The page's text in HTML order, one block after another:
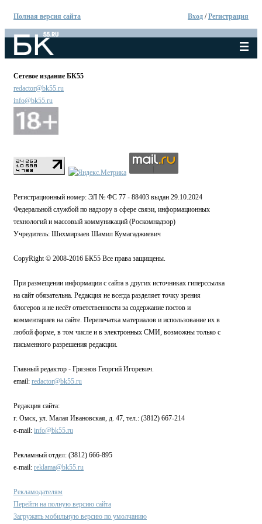
Полная версия сайта Вход /Регистрация
Сетевое издание БК55
redactor@bk55.ru
info@bk55.ru
Регистрационный номер: ЭЛ № ФС 77 - 88403 выдан 29.10.2024
Федеральной службой по надзору в сфере связи, информационных
технологий и массовый коммуникаций (Роскомнадзор)
Учредитель: Шихмирзаев Шамил Кумагаджиевич
CopyRight © 2008-2016 БК55 Все права защищены.
При размещении информации с сайта в других источниках гиперссылка
на сайт обязательна. Редакция не всегда разделяет точку зрения
блогеров и не несёт ответственности за содержание постов и
комментариев на сайте. Перепечатка материалов и использование их в
любой форме, в том числе и в электронных СМИ, возможны только с
письменного разрешения редакции.
Главный редактор - Грязнов Георгий Игоревич.
email: redactor@bk55.ru
Редакция сайта:
г. Омск, ул. Малая Ивановская, д. 47, тел.: (3812) 667-214
e-mail: info@bk55.ru
Рекламный отдел: (3812) 666-895
e-mail: reklama@bk55.ru
Рекламодателям
Перейти на полную версию сайта
Загружать мобильную версию по умолчанию